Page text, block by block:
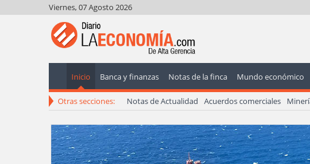
Viernes, 07 Agosto 2026
Inicio Banca y finanzas Notas de la finca Mundo económico
Otras secciones: Notas de Actualidad Acuerdos comerciales